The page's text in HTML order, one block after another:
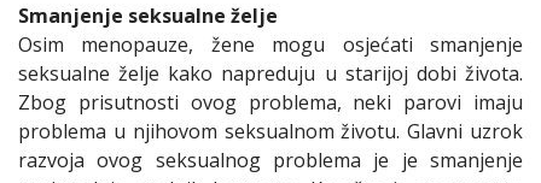
Smanjenje seksualne želje
Osim menopauze, žene mogu osjećati smanjenje
seksualne želje kako napreduju u starijoj dobi života.
Zbog prisutnosti ovog problema, neki parovi imaju
problema u njihovom seksualnom životu. Glavni uzrok
razvoja ovog seksualnog problema je je smanjenje